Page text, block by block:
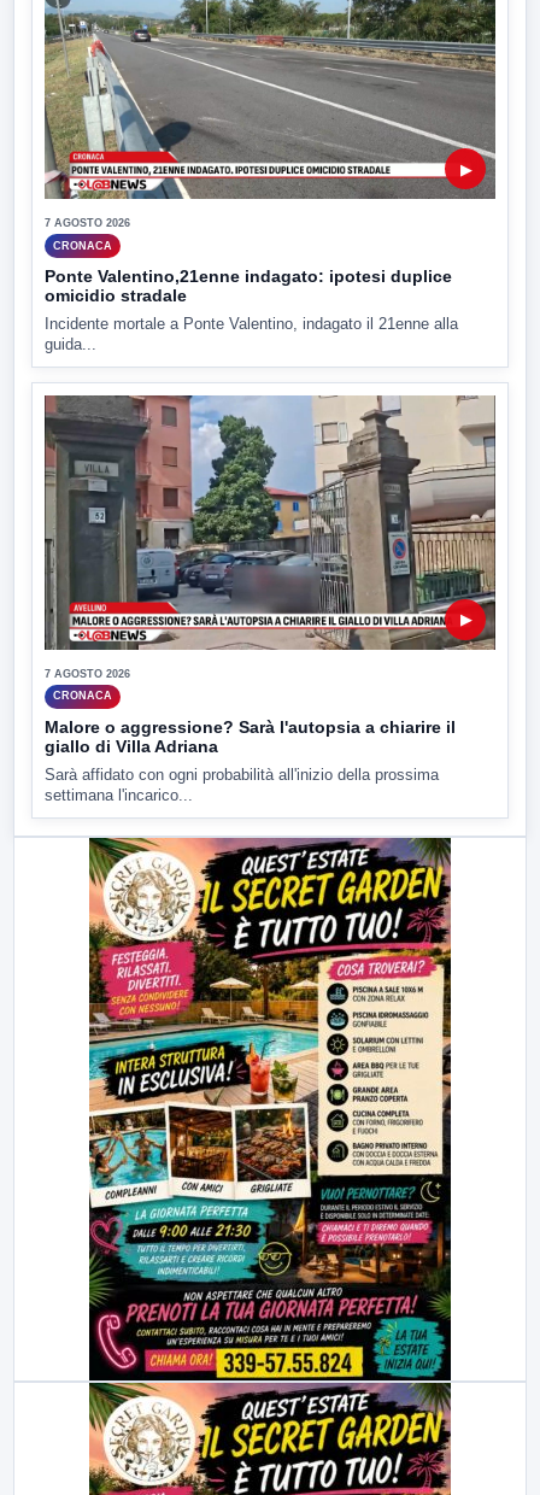
▶
7 AGOSTO 2026
CRONACA
Ponte Valentino,21enne indagato: ipotesi duplice
omicidio stradale
Incidente mortale a Ponte Valentino, indagato il 21enne alla
guida...
▶
7 AGOSTO 2026
CRONACA
Malore o aggressione? Sarà l'autopsia a chiarire il
giallo di Villa Adriana
Sarà affidato con ogni probabilità all'inizio della prossima
settimana l'incarico...